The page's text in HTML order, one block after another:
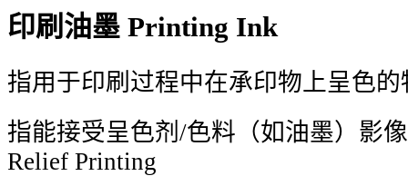
印刷油墨 Printing Ink
指用于印刷过程中在承印物上呈色的
指能接受呈色剂/色料（如油墨）影
Relief Printing